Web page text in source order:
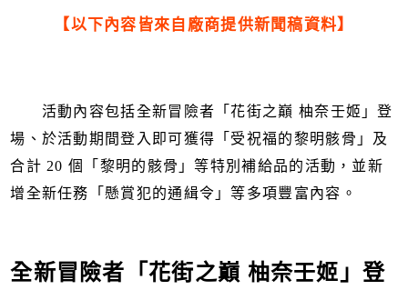
【以下內容皆來自廠商提供新聞稿資料】
活動內容包括全新冒險者「花街之巔 柚奈壬姬」登
場、於活動期間登入即可獲得「受祝福的黎明骸骨」及
合計 20 個「黎明的骸骨」等特別補給品的活動，並新
增全新任務「懸賞犯的通緝令」等多項豐富內容。
全新冒險者「花街之巔 柚奈壬姬」登